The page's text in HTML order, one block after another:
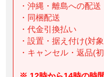
・沖縄・離島への配送
・同梱配送
・代金引換払い
・設置・据え付け(対
・キャンセル・返品(